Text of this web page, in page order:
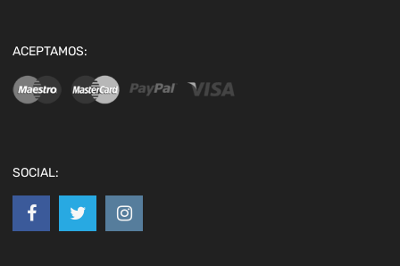
ACEPTAMOS:
SOCIAL: